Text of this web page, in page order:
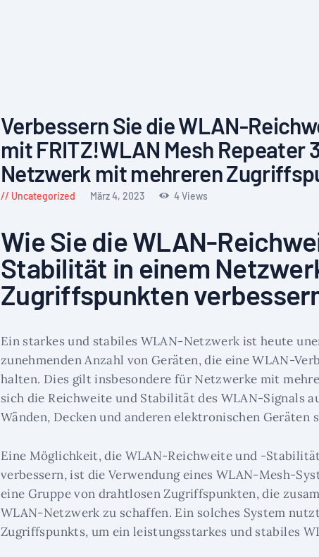
Verbessern Sie die WLAN-
mit FRITZ!WLAN Mesh Repeater
Netzwerk mit mehreren
Uncategorized März 4, 2023 4 Views
Wie Sie die WLAN-
Stabilität in einem
Zugriffspunkten
Ein starkes und stabiles WLAN-Netzwerk ist heute
zunehmenden Anzahl von Geräten, die eine WLAN-
halten. Dies gilt insbesondere für Netzwerke mit
sich die Reichweite und Stabilität des WLAN-Signals
Wänden, Decken und anderen elektronischen Geräten
Eine Möglichkeit, die WLAN-Reichweite und -
verbessern, ist die Verwendung eines WLAN-Mesh-
eine Gruppe von drahtlosen Zugriffspunkten, die
WLAN-Netzwerk zu schaffen. Ein solches System
Zugriffspunkts, um ein leistungsstarkes und stabiles